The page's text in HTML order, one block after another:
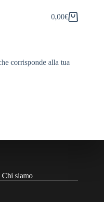
Carrello
0,00€
corrisponde alla tua
Chi siamo